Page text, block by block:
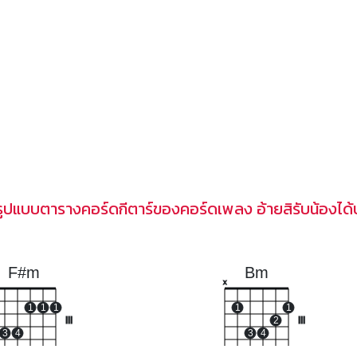
ปแบบตารางคอร์ดกีตาร์ของคอร์ดเพลง อ้ายสิรับน้องไ
F#m
3 4
1 1 1
Bm
x
1
3 4
2
1